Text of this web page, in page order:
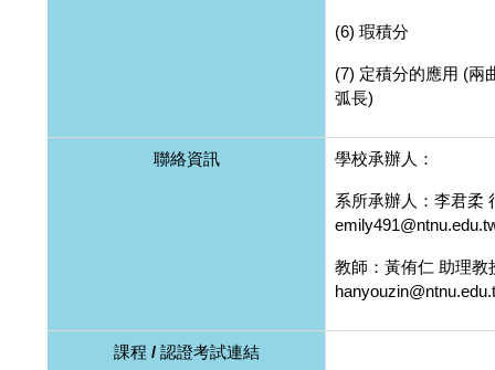
(6) 瑕積分
(7) 定積分的應用 (兩
弧長)
聯絡資訊 學校承辦人：
系所承辦人：李君柔
教師：黃侑仁 助理教
課程 / 認證考試連結